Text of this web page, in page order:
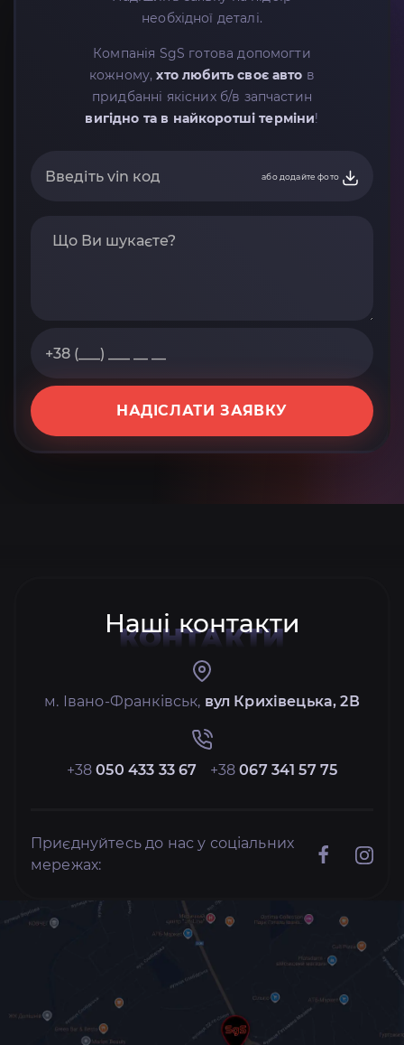
необхідної деталі.
Компанія SgS готова допомогти
кожному,хто любить своє авто в
придбанні якісних б/в запчастин
вигідно та в найкоротші терміни!
або додайте фото
НАДІСЛАТИ ЗАЯВКУ
Наші контакти
КОНТАКТИ
м. Івано-Франківськ, вул Крихівецька, 2В
+38050 433 33 67 +38067 341 57 75
Приєднуйтесь до нас у соціальних
мережах: